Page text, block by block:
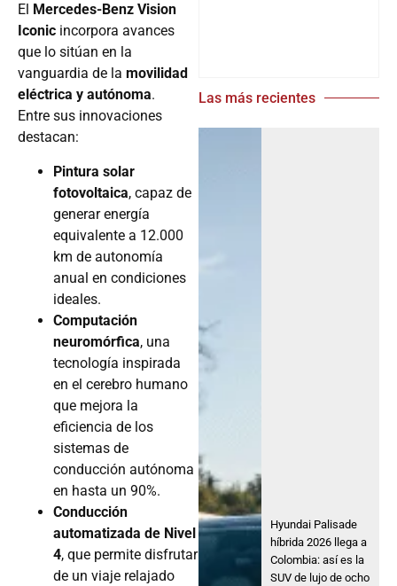
El Mercedes-Benz Vision
Iconic incorpora avances
que lo sitúan en la
vanguardia de la movilidad
eléctrica y autónoma.
Entre sus innovaciones
destacan:
Pintura solar
fotovoltaica, capaz de
generar energía
equivalente a 12.000
km de autonomía
anual en condiciones
ideales.
Computación
neuromórfica, una
tecnología inspirada
en el cerebro humano
que mejora la
eficiencia de los
sistemas de
conducción autónoma
en hasta un 90%.
Conducción
automatizada de Nivel
4, que permite disfrutar
de un viaje relajado
Las más recientes
Hyundai Palisade
híbrida 2026 llega a
Colombia: así es la
SUV de lujo de ocho